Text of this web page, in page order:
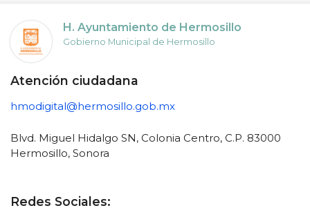
H. Ayuntamiento de Hermosillo
Gobierno Municipal de Hermosillo
Atención ciudadana
hmodigital@hermosillo.gob.mx
Blvd. Miguel Hidalgo SN, Colonia Centro, C.P. 83000
Hermosillo, Sonora
Redes Sociales: